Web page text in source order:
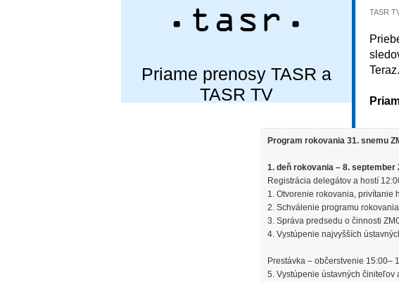
Priame prenosy TASR a
TASR TV
TASR
Program rokovania 31. snemu
1. deň rokovania – 8. september
Registrácia delegátov a hostí
1. Otvorenie rokovania, privítanie
2. Schválenie programu rokovania
3. Správa predsedu o činnosti
4. Vystúpenie najvyšších
Prestávka – občerstvenie 15:00–
5. Vystúpenie ústavných činiteľov